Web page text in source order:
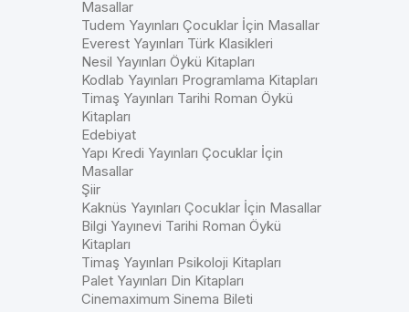
Masallar
Tudem Yayınları Çocuklar İçin Masallar
Everest Yayınları Türk Klasikleri
Nesil Yayınları Öykü Kitapları
Kodlab Yayınları Programlama Kitapları
Timaş Yayınları Tarihi Roman Öykü
Kitapları
Edebiyat
Yapı Kredi Yayınları Çocuklar İçin
Masallar
Şiir
Kaknüs Yayınları Çocuklar İçin Masallar
Bilgi Yayınevi Tarihi Roman Öykü
Kitapları
Timaş Yayınları Psikoloji Kitapları
Palet Yayınları Din Kitapları
Cinemaximum Sinema Bileti